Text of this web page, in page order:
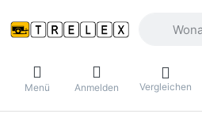
Menü Anmelden Vergleichen